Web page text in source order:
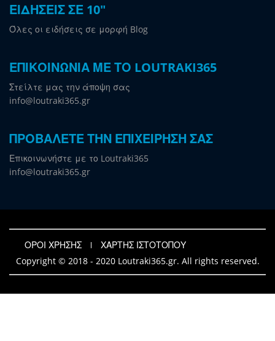
ΕΙΔΗΣΕΙΣ ΣΕ 10"
Όλες οι ειδήσεις σε μορφή Blog
ΕΠΙΚΟΙΝΩΝΙΑ ΜΕ ΤΟ LOUTRAKI365
Στείλτε μας την άποψη σας
info@loutraki365.gr
ΠΡΟΒΑΛΕΤΕ ΤΗΝ ΕΠΙΧΕΙΡΗΣΗ ΣΑΣ
Επικοινωνήστε με το Loutraki365
info@loutraki365.gr
ΟΡΟΙ ΧΡΗΣΗΣ
ΧΑΡΤΗΣ ΙΣΤΟΤΟΠΟΥ
Copyright © 2018 - 2020 Loutraki365.gr. All rights reserved.